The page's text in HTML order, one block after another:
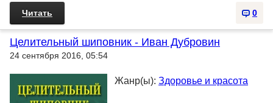
0
Читать
Целительный шиповник - Иван Дубровин
24 сентября 2016, 05:54
Жанр(ы): Здоровье и красота